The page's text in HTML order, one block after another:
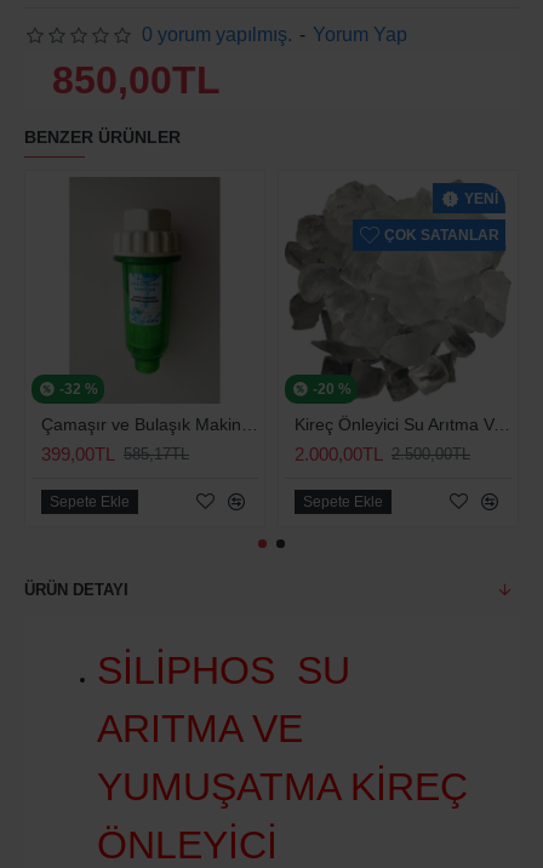
0 yorum yapılmış. - Yorum Yap
850,00TL
BENZER ÜRÜNLER
-32 %
399,00TL 585,17TL
Sepete Ekle
YENI
ÇOK SATANLAR
-20 %
Kireç Önleyici Su Arıtma Ve Yumuşatma Silifoz Polifosfat 2,5 Kg
2.000,00TL 2.500,00TL
Sepete Ekle
ÜRÜN DETAYI
SİLİPHOS SU
ARITMA VE
YUMUŞATMA KİREÇ
ÖNLEYİCİ